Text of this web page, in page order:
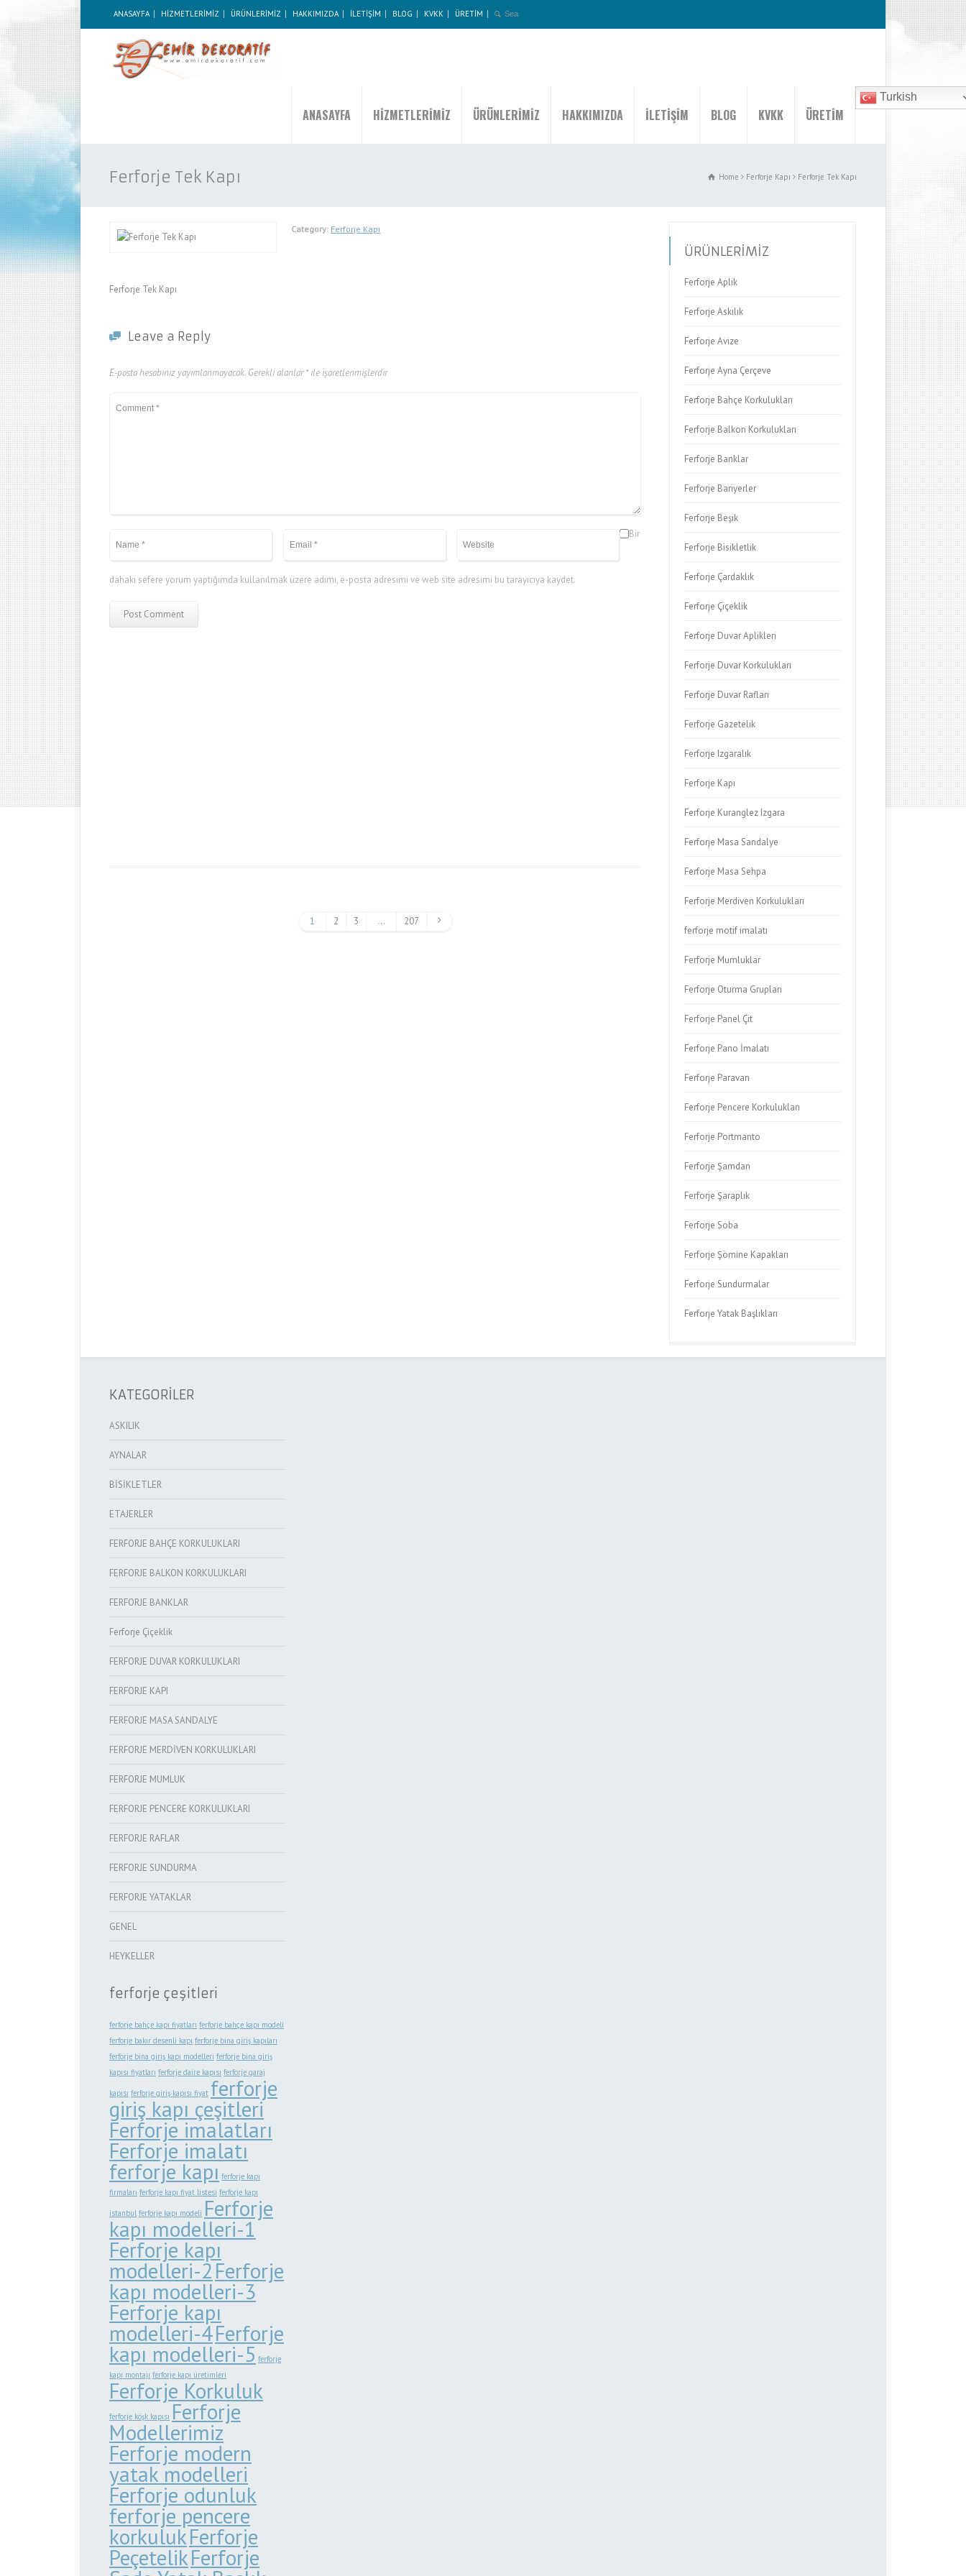
ANASAYFA HİZMETLERİMİZ ÜRÜNLERİMİZ HAKKIMIZDA İLETİŞİM BLOG KVKK ÜRETİM
ANASAYFA HİZMETLERİMİZ ÜRÜNLERİMİZ HAKKIMIZDA İLETİŞİM BLOG KVKK ÜRETİM
Turkish
Ferforje Tek Kapı Home Ferforje Kapı Ferforje Tek Kapı
Category: Ferforje Kapı
Ferforje Tek Kapı
Leave a Reply
E-posta hesabınız yayımlanmayacak. Gerekli alanlar*ile işaretlenmişlerdir
Bir
dahaki sefere yorum yaptığımda kullanılmak üzere adımı, e-posta adresimi ve web site adresimi bu tarayıcıya kaydet.
1 2 3 … 207
ÜRÜNLERİMİZ
Ferforje Aplik
Ferforje Askılık
Ferforje Avize
Ferforje Ayna Çerçeve
Ferforje Bahçe Korkulukları
Ferforje Balkon Korkulukları
Ferforje Banklar
Ferforje Bariyerler
Ferforje Beşik
Ferforje Bisikletlik
Ferforje Çardaklık
Ferforje Çiçeklik
Ferforje Duvar Aplikleri
Ferforje Duvar Korkulukları
Ferforje Duvar Rafları
Ferforje Gazetelik
Ferforje Izgaralık
Ferforje Kapı
Ferforje Kuranglez Izgara
Ferforje Masa Sandalye
Ferforje Masa Sehpa
Ferforje Merdiven Korkulukları
ferforje motif imalatı
Ferforje Mumluklar
Ferforje Oturma Grupları
Ferforje Panel Çit
Ferforje Pano İmalatı
Ferforje Paravan
Ferforje Pencere Korkulukları
Ferforje Portmanto
Ferforje Şamdan
Ferforje Şaraplık
Ferforje Soba
Ferforje Şömine Kapakları
Ferforje Sundurmalar
Ferforje Yatak Başlıkları
KATEGORİLER
ASKILIK
AYNALAR
BİSİKLETLER
ETAJERLER
FERFORJE BAHÇE KORKULUKLARI
FERFORJE BALKON KORKULUKLARI
FERFORJE BANKLAR
Ferforje Çiçeklik
FERFORJE DUVAR KORKULUKLARI
FERFORJE KAPI
FERFORJE MASA SANDALYE
FERFORJE MERDİVEN KORKULUKLARI
FERFORJE MUMLUK
FERFORJE PENCERE KORKULUKLARI
FERFORJE RAFLAR
FERFORJE SUNDURMA
FERFORJE YATAKLAR
GENEL
HEYKELLER
ferforje çeşitleri
ferforje bahçe kapı fiyatları ferforje bahçe kapı modeli
ferforje bakır desenli kapı ferforje bina giriş kapıları
ferforje bina giriş kapı modelleri ferforje bina giriş
kapısı fiyatları ferforje daire kapısı ferforje garaj
kapısı ferforje giriş kapısı fiyat ferforje
giriş kapı çeşitleri
Ferforje imalatları
Ferforje imalatı
ferforje kapı ferforje kapı
firmaları ferforje kapı fiyat listesi ferforje kapı
istanbul ferforje kapı modeli Ferforje
kapı modelleri-1
Ferforje kapı
modelleri-2Ferforje
kapı modelleri-3
Ferforje kapı
modelleri-4Ferforje
kapı modelleri-5 ferforje
kapı montajı ferforje kapı üretimleri
Ferforje Korkuluk
ferforje köşk kapısı Ferforje
Modellerimiz
Ferforje modern
yatak modelleri
Ferforje odunluk
ferforje pencere
korkulukFerforje
PeçetelikFerforje